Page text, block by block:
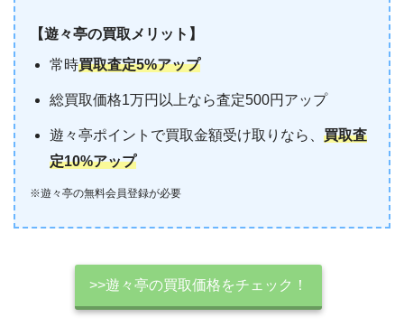
【遊々亭の買取メリット】
常時買取査定5%アップ
総買取価格1万円以上なら査定500円アップ
遊々亭ポイントで買取金額受け取りなら、買取査
定10%アップ
※遊々亭の無料会員登録が必要
>>遊々亭の買取価格をチェック！